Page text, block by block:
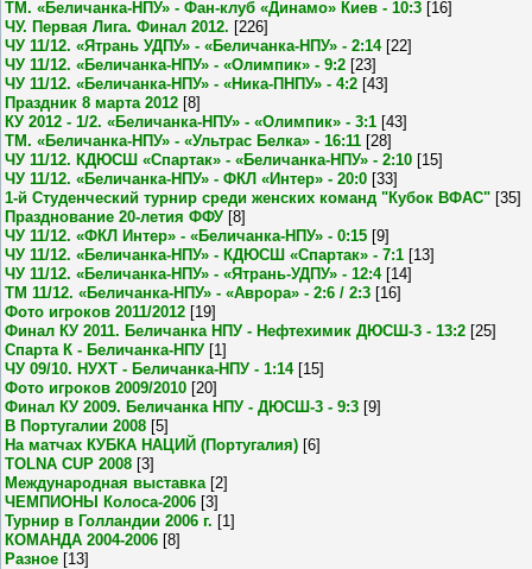
ТМ. «Беличанка-НПУ» - Фан-клуб «Динамо» Киев - 10:3 [16]
ЧУ. Первая Лига. Финал 2012. [226]
ЧУ 11/12. «Ятрань УДПУ» - «Беличанка-НПУ» - 2:14 [22]
ЧУ 11/12. «Беличанка-НПУ» - «Олимпик» - 9:2 [23]
ЧУ 11/12. «Беличанка-НПУ» - «Ника-ПНПУ» - 4:2 [43]
Праздник 8 марта 2012 [8]
КУ 2012 - 1/2. «Беличанка-НПУ» - «Олимпик» - 3:1 [43]
ТМ. «Беличанка-НПУ» - «Ультрас Белка» - 16:11 [28]
ЧУ 11/12. КДЮСШ «Спартак» - «Беличанка-НПУ» - 2:10 [15]
ЧУ 11/12. «Беличанка-НПУ» - ФКЛ «Интер» - 20:0 [33]
1-й Студенческий турнир среди женских команд "Кубок ВФАС" [35]
Празднование 20-летия ФФУ [8]
ЧУ 11/12. «ФКЛ Интер» - «Беличанка-НПУ» - 0:15 [9]
ЧУ 11/12. «Беличанка-НПУ» - КДЮСШ «Спартак» - 7:1 [13]
ЧУ 11/12. «Беличанка-НПУ» - «Ятрань-УДПУ» - 12:4 [14]
ТМ 11/12. «Беличанка-НПУ» - «Аврора» - 2:6 / 2:3 [16]
Фото игроков 2011/2012 [19]
Финал КУ 2011. Беличанка НПУ - Нефтехимик ДЮСШ-3 - 13:2 [25]
Спарта К - Беличанка-НПУ [1]
ЧУ 09/10. НУХТ - Беличанка-НПУ - 1:14 [15]
Фото игроков 2009/2010 [20]
Финал КУ 2009. Беличанка НПУ - ДЮСШ-3 - 9:3 [9]
В Португалии 2008 [5]
На матчах КУБКА НАЦИЙ (Португалия) [6]
TOLNA CUP 2008 [3]
Международная выставка [2]
ЧЕМПИОНЫ Колоса-2006 [3]
Турнир в Голландии 2006 г. [1]
КОМАНДА 2004-2006 [8]
Разное [13]